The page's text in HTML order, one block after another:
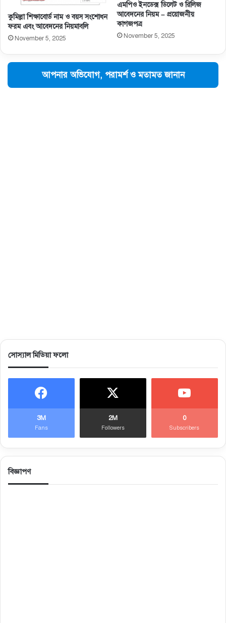
কুমিল্লা শিক্ষাবোর্ড নাম ও বয়স সংশোধন
ফরম এবং আবেদনের নিয়মাবলি
November 5, 2025
এমপিও ইনডেক্স ডিলেট ও রিলিজ
আবেদনের নিয়ম – প্রয়োজনীয়
কাগজপত্র
November 5, 2025
আপনার অভিযোগ, পরামর্শ ও মতামত জানান
সোস্যাল মিডিয়া ফলো
3M
Fans
2M
Followers
0
Subscribers
বিজ্ঞাপণ